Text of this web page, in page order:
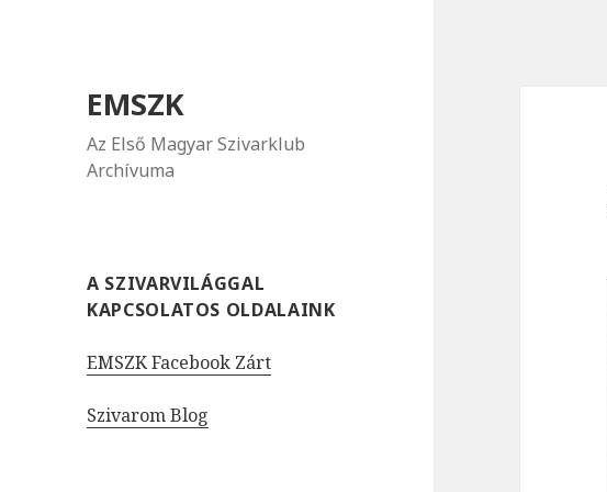
EMSZK
Az Első Magyar Szivarklub
Archívuma
A SZIVARVILÁGGAL
KAPCSOLATOS OLDALAINK
EMSZK Facebook Zárt
Szivarom Blog